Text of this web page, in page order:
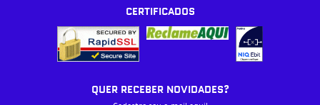
CERTIFICADOS
QUER RECEBER NOVIDADES?